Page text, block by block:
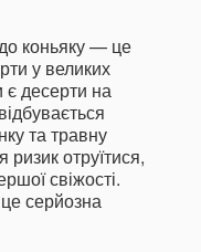
коньяку — це
у великих
є десерти на
та травну
отруїтися,
свіжості.
це серйозна